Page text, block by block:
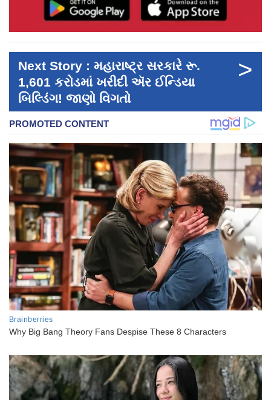
Next Story : મહારાષ્ટ્ર સરકારે રૂ.
1,601 કરોડમાં ખરીદી ઍર ઈન્ડિયા
બિલ્ડિંગ! જાણો વિગતો
>